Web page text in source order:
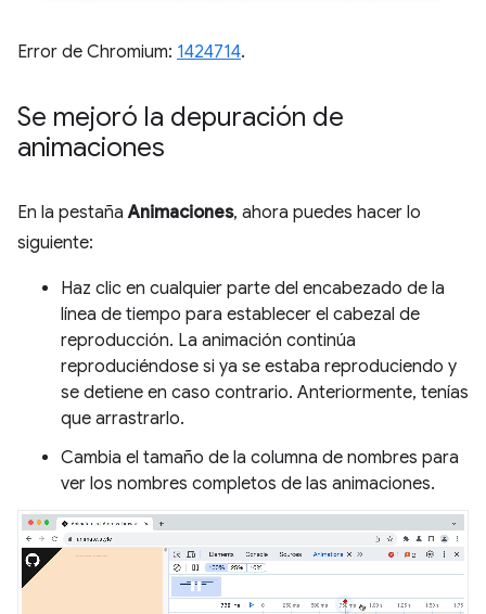
Error de Chromium: 1424714.
Se mejoró la depuración de
animaciones
En la pestañaAnimaciones, ahora puedes hacer lo
siguiente:
Haz clic en cualquier parte del encabezado de la
línea de tiempo para establecer el cabezal de
reproducción. La animación continúa
reproduciéndose si ya se estaba reproduciendo y
se detiene en caso contrario. Anteriormente, tenías
que arrastrarlo.
Cambia el tamaño de la columna de nombres para
ver los nombres completos de las animaciones.